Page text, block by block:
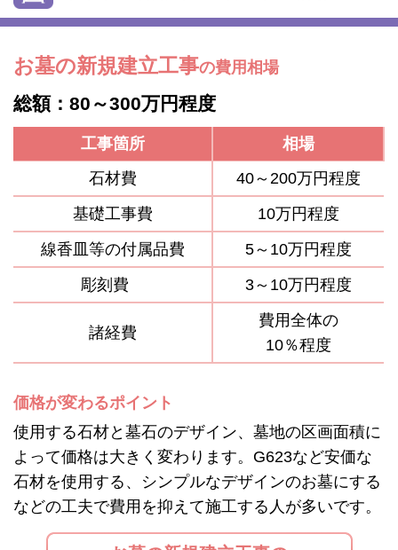
お墓の新規建立工事の費用相場
総額：80～300万円程度
工事箇所
相場
石材費
40～200万円程度
基礎工事費
10万円程度
線香皿等の付属品費
5～10万円程度
彫刻費
3～10万円程度
諸経費
費用全体の
10％程度
価格が変わるポイント
使用する石材と墓石のデザイン、墓地の区画面積に
よって価格は大きく変わります。G623など安価な
石材を使用する、シンプルなデザインのお墓にする
などの工夫で費用を抑えて施工する人が多いです。